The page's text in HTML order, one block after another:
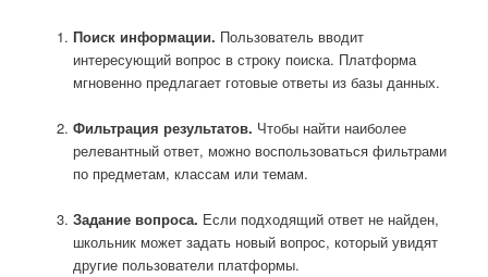
Поиск информации. Пользователь вводит
интересующий вопрос в строку поиска. Платформа
мгновенно предлагает готовые ответы из базы данных.
Фильтрация результатов. Чтобы найти наиболее
релевантный ответ, можно воспользоваться фильтрами
по предметам, классам или темам.
Задание вопроса. Если подходящий ответ не найден,
школьник может задать новый вопрос, который увидят
другие пользователи платформы.